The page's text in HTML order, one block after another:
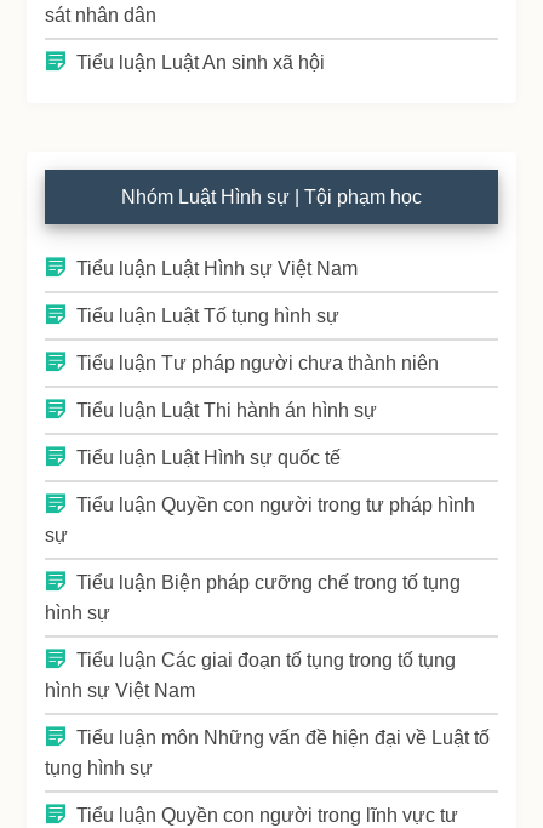
sát nhân dân
Tiểu luận Luật An sinh xã hội
Nhóm Luật Hình sự | Tội phạm học
Tiểu luận Luật Hình sự Việt Nam
Tiểu luận Luật Tố tụng hình sự
Tiểu luận Tư pháp người chưa thành niên
Tiểu luận Luật Thi hành án hình sự
Tiểu luận Luật Hình sự quốc tế
Tiểu luận Quyền con người trong tư pháp hình
sự
Tiểu luận Biện pháp cưỡng chế trong tố tụng
hình sự
Tiểu luận Các giai đoạn tố tụng trong tố tụng
hình sự Việt Nam
Tiểu luận môn Những vấn đề hiện đại về Luật tố
tụng hình sự
Tiểu luận Quyền con người trong lĩnh vực tư